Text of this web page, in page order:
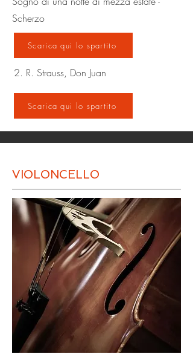
Scherzo
Scarica qui lo spartito
2. R. Strauss, Don Juan
Scarica qui lo spartito
VIOLONCELLO